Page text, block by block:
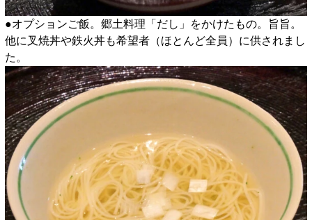
●オプションご飯。郷土料理「だし」をかけたもの。旨旨。
他に叉焼丼や鉄火丼も希望者（ほとんど全員）に供されまし
た。